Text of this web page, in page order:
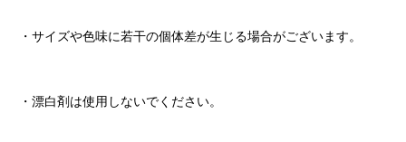
・サイズや色味に若干の個体差が生じる場合がございます。
・漂白剤は使用しないでください。